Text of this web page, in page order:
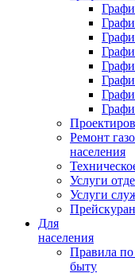
Ремонт
населения
Услуги
Услуги
Для
населения
Правила по
быту